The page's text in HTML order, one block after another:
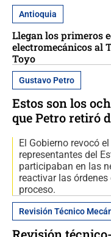
Antioquia
Llegan los primeros
electromecánicos al
Toyo
Gustavo Petro
Estos son los
que Petro retiró
El Gobierno revocó
representantes del
participaban en las
reactivar las
proceso.
Revisión Técnico